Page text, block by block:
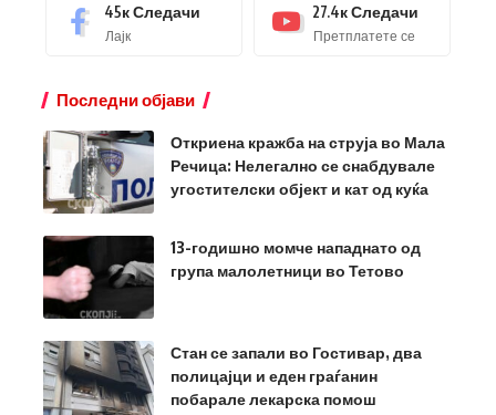
45кСледачи
Лајк
27.4кСледачи
Претплатете се
Последни објави
Откриена кражба на струја во Мала
Речица: Нелегално се снабдувале
угостителски објект и кат од куќа
13-годишно момче нападнато од
група малолетници во Тетово
Стан се запали во Гостивар, два
полицајци и еден граѓанин
побарале лекарска помош